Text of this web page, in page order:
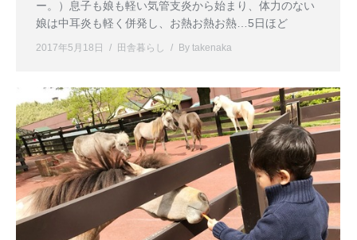
ー。）息子も娘も軽い気管支炎から始まり、体力のない
娘は中耳炎も軽く併発し、お熱お熱お熱…5日ほど
2017年5月18日 田舎暮らし By takenaka